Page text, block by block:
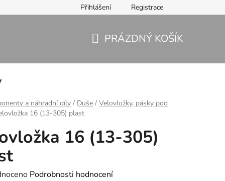
Přihlášení Registrace
PRÁZDNÝ KOŠÍK
a náhradní díly / Duše / Velovložky, pásky pod
16 (13-305) plast
16 (13-305)
Podrobnosti hodnocení